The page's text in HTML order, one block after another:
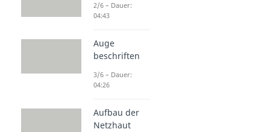
2/6 – Dauer:
04:43
Auge
beschriften
3/6 – Dauer:
04:26
Aufbau der
Netzhaut